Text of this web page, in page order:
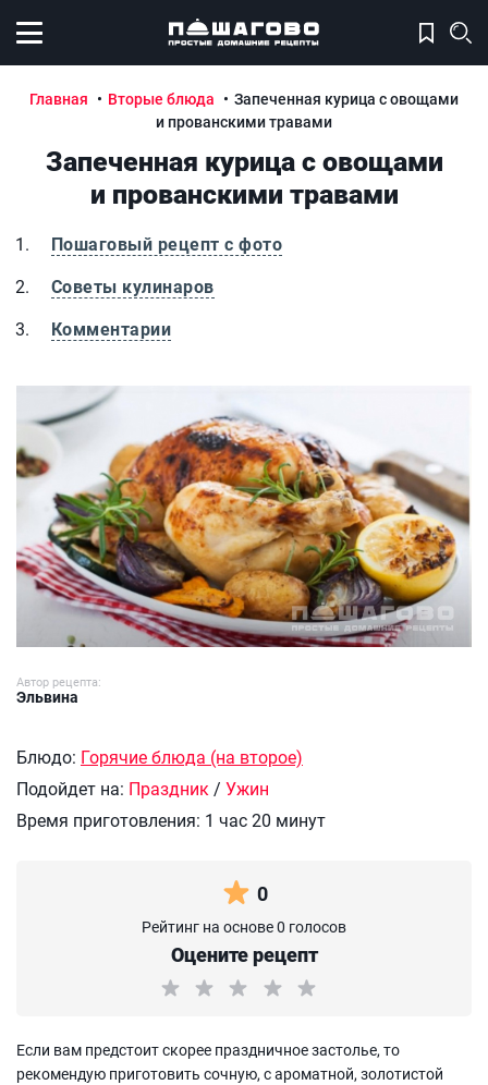
Открыть меню
Главная Вторые блюда
Запеченная курица с овощами
и прованскими травами
Запеченная курица с овощами
и прованскими травами
Пошаговый рецепт с фото
Советы кулинаров
Комментарии
Запеченная курица с овощами и прованскими травами
Автор рецепта:
Эльвина
Блюдо: Горячие блюда (на второе)
Подойдет на: Праздник / Ужин
Время приготовления: 1 час 20 минут
0
Рейтинг на основе 0 голосов
Оцените рецепт
Если вам предстоит скорее праздничное застолье, то
рекомендую приготовить сочную, с ароматной, золотистой